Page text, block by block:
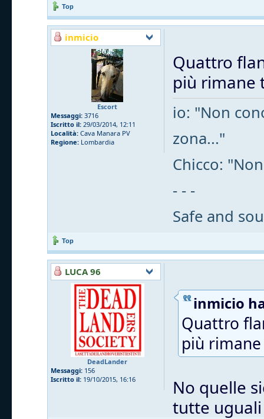
Top
inmicio
Escort
Messaggi: 3716
Iscritto il: 29/03/2014, 12:11
Località: Cava Manara PV
Regione: Lombardia
Quattro
più rimane
io: "Non
zona..."
Chicco:
- - -
Safe and
Top
LUCA 96
DeadLander
Messaggi: 156
Iscritto il: 19/10/2015, 16:16
inmicio
Quattro
più
No quelle
tutte uguali